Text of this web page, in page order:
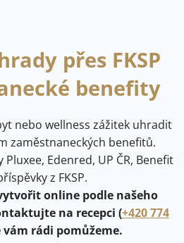
přes FKSP
benefity
nebo wellness zážitek uhradit
zaměstnaneckých benefitů.
Edenred, UP ČR, Benefit
z FKSP.
online podle našeho
na recepci (+420 774
vám rádi pomůžeme.